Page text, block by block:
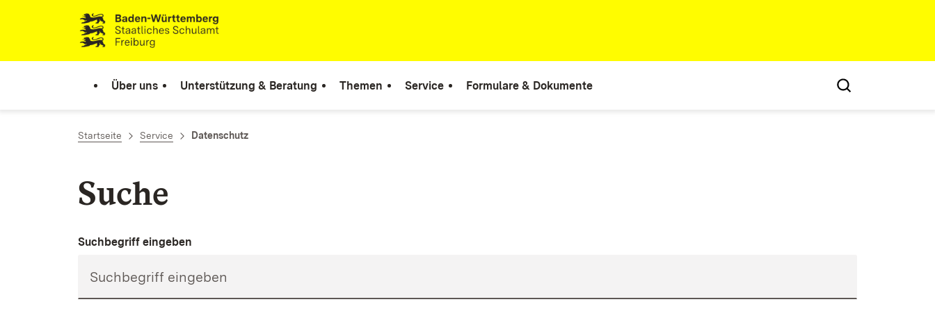
Zum Inhalt springen
Link zur Startseite
Über uns Unterstützung & Beratung Themen Service Formulare & Dokumente
Startseite Service Datenschutz
Suche
Suchbegriff eingeben